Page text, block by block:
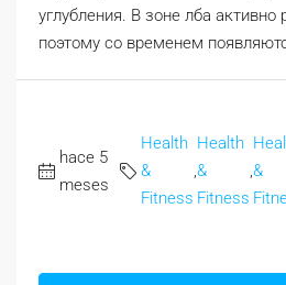
углубления. В зоне лба
поэтому со временем
hace 5
meses
Health
&
Fitness
,
Health
&
Fitness
,&